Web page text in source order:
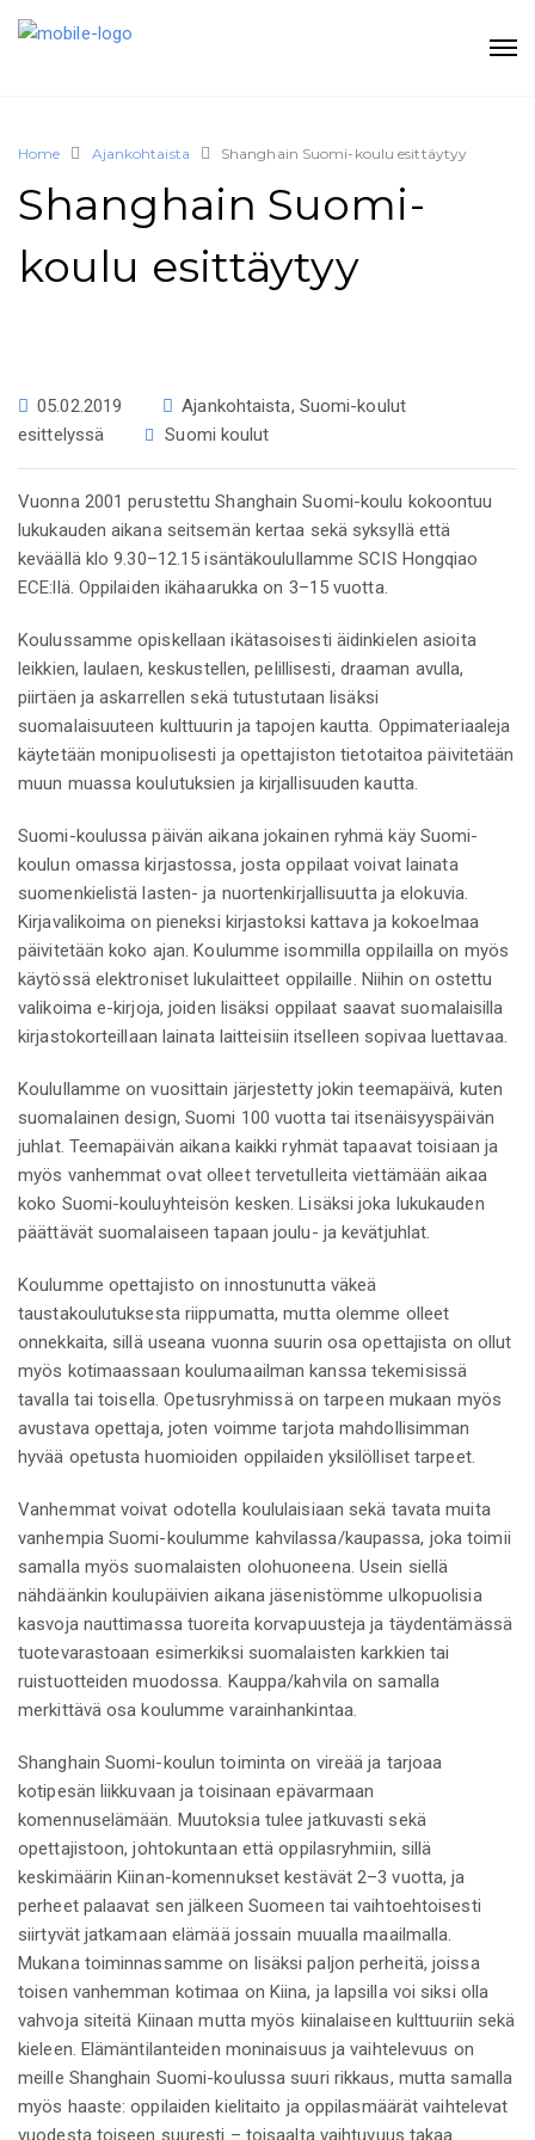
Home Ajankohtaista Shanghain Suomi-koulu esittäytyy
Shanghain Suomi-
koulu esittäytyy
05.02.2019 Ajankohtaista, Suomi-koulut
esittelyssä
Suomi koulut
Vuonna 2001 perustettu Shanghain Suomi-koulu kokoontuu
lukukauden aikana seitsemän kertaa sekä syksyllä että
keväällä klo 9.30–12.15 isäntäkoulullamme SCIS Hongqiao
ECE:llä. Oppilaiden ikähaarukka on 3–15 vuotta.
Koulussamme opiskellaan ikätasoisesti äidinkielen asioita
leikkien, laulaen, keskustellen, pelillisesti, draaman avulla,
piirtäen ja askarrellen sekä tutustutaan lisäksi
suomalaisuuteen kulttuurin ja tapojen kautta. Oppimateriaaleja
käytetään monipuolisesti ja opettajiston tietotaitoa päivitetään
muun muassa koulutuksien ja kirjallisuuden kautta.
Suomi-koulussa päivän aikana jokainen ryhmä käy Suomi-
koulun omassa kirjastossa, josta oppilaat voivat lainata
suomenkielistä lasten- ja nuortenkirjallisuutta ja elokuvia.
Kirjavalikoima on pieneksi kirjastoksi kattava ja kokoelmaa
päivitetään koko ajan. Koulumme isommilla oppilailla on myös
käytössä elektroniset lukulaitteet oppilaille. Niihin on ostettu
valikoima e-kirjoja, joiden lisäksi oppilaat saavat suomalaisilla
kirjastokorteillaan lainata laitteisiin itselleen sopivaa luettavaa.
Koulullamme on vuosittain järjestetty jokin teemapäivä, kuten
suomalainen design, Suomi 100 vuotta tai itsenäisyyspäivän
juhlat. Teemapäivän aikana kaikki ryhmät tapaavat toisiaan ja
myös vanhemmat ovat olleet tervetulleita viettämään aikaa
koko Suomi-kouluyhteisön kesken. Lisäksi joka lukukauden
päättävät suomalaiseen tapaan joulu- ja kevätjuhlat.
Koulumme opettajisto on innostunutta väkeä
taustakoulutuksesta riippumatta, mutta olemme olleet
onnekkaita, sillä useana vuonna suurin osa opettajista on ollut
myös kotimaassaan koulumaailman kanssa tekemisissä
tavalla tai toisella. Opetusryhmissä on tarpeen mukaan myös
avustava opettaja, joten voimme tarjota mahdollisimman
hyvää opetusta huomioiden oppilaiden yksilölliset tarpeet.
Vanhemmat voivat odotella koululaisiaan sekä tavata muita
vanhempia Suomi-koulumme kahvilassa/kaupassa, joka toimii
samalla myös suomalaisten olohuoneena. Usein siellä
nähdäänkin koulupäivien aikana jäsenistömme ulkopuolisia
kasvoja nauttimassa tuoreita korvapuusteja ja täydentämässä
tuotevarastoaan esimerkiksi suomalaisten karkkien tai
ruistuotteiden muodossa. Kauppa/kahvila on samalla
merkittävä osa koulumme varainhankintaa.
Shanghain Suomi-koulun toiminta on vireää ja tarjoaa
kotipesän liikkuvaan ja toisinaan epävarmaan
komennuselämään. Muutoksia tulee jatkuvasti sekä
opettajistoon, johtokuntaan että oppilasryhmiin, sillä
keskimäärin Kiinan-komennukset kestävät 2–3 vuotta, ja
perheet palaavat sen jälkeen Suomeen tai vaihtoehtoisesti
siirtyvät jatkamaan elämää jossain muualla maailmalla.
Mukana toiminnassamme on lisäksi paljon perheitä, joissa
toisen vanhemman kotimaa on Kiina, ja lapsilla voi siksi olla
vahvoja siteitä Kiinaan mutta myös kiinalaiseen kulttuuriin sekä
kieleen. Elämäntilanteiden moninaisuus ja vaihtelevuus on
meille Shanghain Suomi-koulussa suuri rikkaus, mutta samalla
myös haaste: oppilaiden kielitaito ja oppilasmäärät vaihtelevat
vuodesta toiseen suuresti – toisaalta vaihtuvuus takaa